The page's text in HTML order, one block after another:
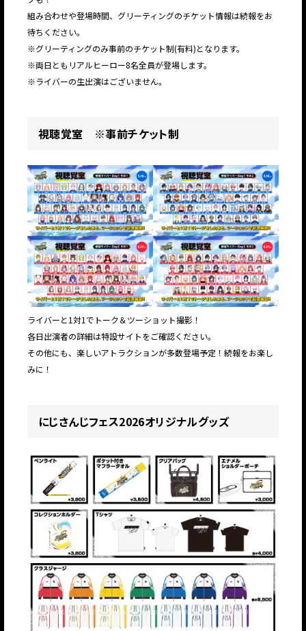
JP
JP
組み合わせや登場時間、グリーティングのチケット情報は続報をお
待ちください。
※グリーティングのみ事前のチケット制(有料)となります。
※両日ともリアルヒーロー8名全員が登場します。
※ライバーの生出演はございません。
視聴覚室 ※事前チケット制
ライバーと1対1でトーク＆ツーショット撮影！
各日出演者の詳細は特設サイトをご確認ください。
その他にも、楽しいアトラクションが多数登場予定！続報をお楽し
みに！
にじさんじフェス2026オリジナルグッズ